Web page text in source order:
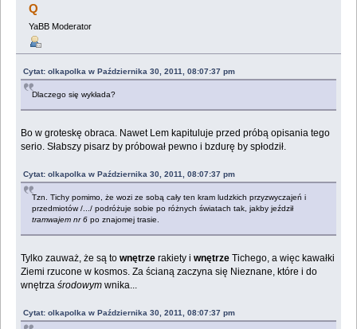
Q
YaBB Moderator
Cytat: olkapolka w Października 30, 2011, 08:07:37 pm
Dlaczego się wykłada?
Bo w groteskę obraca. Nawet Lem kapituluje przed próbą opisania tego
serio. Słabszy pisarz by próbował pewno i bzdurę by spłodził.
Cytat: olkapolka w Października 30, 2011, 08:07:37 pm
Tzn. Tichy pomimo, że wozi ze sobą cały ten kram ludzkich przyzwyczajeń i
przedmiotów /.../ podróżuje sobie po różnych światach tak, jakby jeździł
tramwajem nr 6 po znajomej trasie.
Tylko zauważ, że są townętrze rakiety iwnętrze Tichego, a więc kawałki
Ziemi rzucone w kosmos. Za ścianą zaczyna się Nieznane, które i do
wnętrzaśrodowym wnika...
Cytat: olkapolka w Października 30, 2011, 08:07:37 pm